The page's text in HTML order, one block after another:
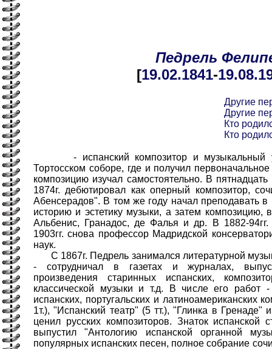
Педрель
[19.02.1841-19.08
Другие
Другие
Кто
Кто
- испанский композитор и музыкальный
Тортосском соборе, где и получил
композицию изучал самостоятельно. В
1874г. дебютировал как оперный композитор,
Абенсерадов". В том же году начал преподавать в
историю и эстетику музыки, а затем композицию,
Альбенис, Гранадос, де Фалья и др. В 1882-
1903гг. снова профессор Мадридской
наук.
С 1867г. Педрель занимался литературной
- сотрудничал в газетах и журналах,
произведения старинных испанских,
классической музыки и т.д. В числе его работ
испанских, португальских и латиноамериканских
1т.), "Испанский театр" (5 тт.), "Глинка в Гренаде"
ценил русских композиторов. Знаток испанской
выпустил "Антологию испанской органной
популярных испанских песен, полное собрание